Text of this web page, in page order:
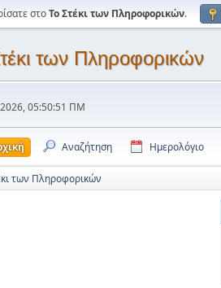
στοΤο Στέκι των Πληροφορικών.
των Πληροφορικών
05:50:51 ΠΜ
Αναζήτηση Ημερολόγιο
των Πληροφορικών